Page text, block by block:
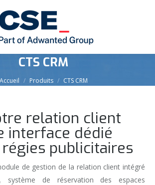
CTS CRM
Vous êtes ici :
Accueil Produits CTS CRM
relation client
interface dédié
publicitaires
de gestion de la relation client intégré
système de réservation des espaces